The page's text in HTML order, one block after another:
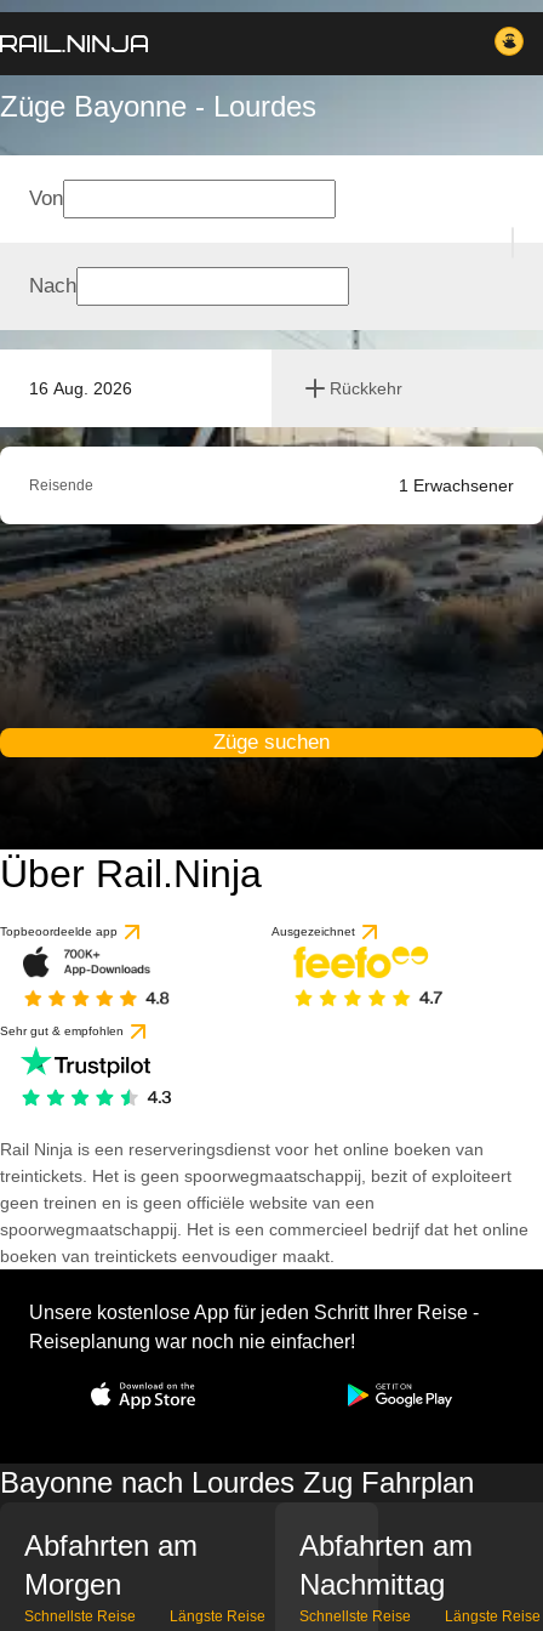
Züge Bayonne - Lourdes
16 Aug. 2026 Rückkehr
Von
Nach
Reisende 1 Erwachsener
Züge suchen
Über Rail.Ninja
Topbeoordeelde app Ausgezeichnet
Sehr gut & empfohlen
Rail Ninja is een reserveringsdienst voor het online boeken van
treintickets. Het is geen spoorwegmaatschappij, bezit of exploiteert
geen treinen en is geen officiële website van een
spoorwegmaatschappij. Het is een commercieel bedrijf dat het online
boeken van treintickets eenvoudiger maakt.
Unsere kostenlose App für jeden Schritt Ihrer Reise -
Reiseplanung war noch nie einfacher!
Bayonne nach Lourdes Zug Fahrplan
Abfahrten am
Morgen
Schnellste Reise Längste Reise
Abfahrten am
Nachmittag
Schnellste Reise Längste Reise